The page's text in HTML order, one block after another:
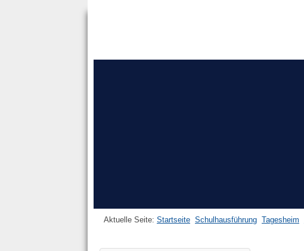
Aktuelle Seite: Startseite Schulhausführung Tagesheim